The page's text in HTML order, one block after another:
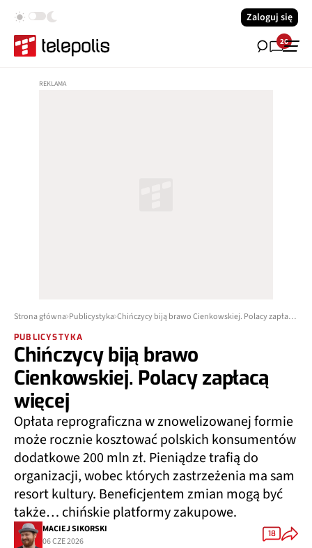
Zaloguj się
26
Strona główna Publicystyka Chińczycy biją brawo Cienkowskiej. Polacy zapłacą więcej
PUBLICYSTYKA
Chińczycy biją brawo
Cienkowskiej. Polacy zapłacą
więcej
Opłata reprograficzna w znowelizowanej formie
może rocznie kosztować polskich konsumentów
dodatkowe 200 mln zł. Pieniądze trafią do
organizacji, wobec których zastrzeżenia ma sam
resort kultury. Beneficjentem zmian mogą być
także… chińskie platformy zakupowe.
MACIEJ SIKORSKI
06 CZE 2026
18